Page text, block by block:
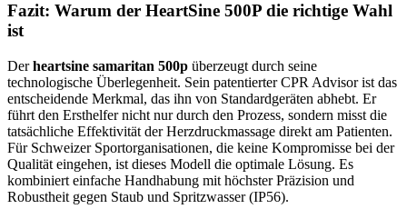
Fazit: Warum der HeartSine 500P die richtige Wahl
ist
Derheartsine samaritan 500p überzeugt durch seine
technologische Überlegenheit. Sein patentierter CPR Advisor ist das
entscheidende Merkmal, das ihn von Standardgeräten abhebt. Er
führt den Ersthelfer nicht nur durch den Prozess, sondern misst die
tatsächliche Effektivität der Herzdruckmassage direkt am Patienten.
Für Schweizer Sportorganisationen, die keine Kompromisse bei der
Qualität eingehen, ist dieses Modell die optimale Lösung. Es
kombiniert einfache Handhabung mit höchster Präzision und
Robustheit gegen Staub und Spritzwasser (IP56).